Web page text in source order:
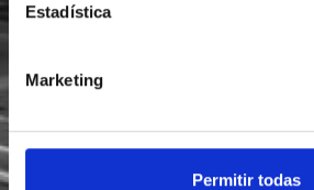
Estadística
Marketing
Permitir todas
He leído y acepto la
Acepto recibir novedades deFoodsat